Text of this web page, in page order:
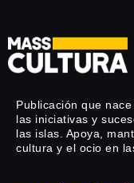
Publicación que
las iniciativas y
las islas. Apoya,
cultura y el ocio en